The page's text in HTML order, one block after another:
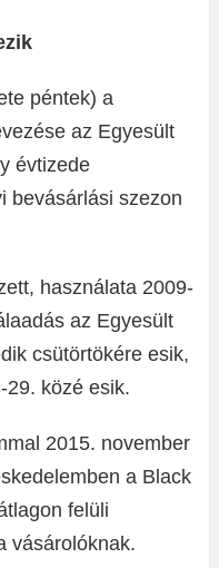
péntek) a
az Egyesült
évtizede
bevásárlási szezon
használata 2009-
az Egyesült
csütörtökére esik,
29. közé esik.
2015. november
a Black
felüli
vásárolóknak.